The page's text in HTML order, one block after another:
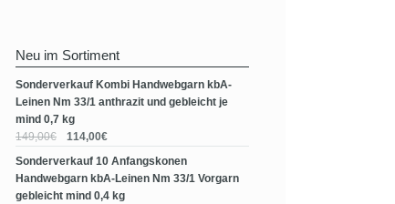
Neu im Sortiment
Sonderverkauf Kombi Handwebgarn kbA-
Leinen Nm 33/1 anthrazit und gebleicht je
mind 0,7 kg
149,00€
114,00€
Sonderverkauf 10 Anfangskonen
Handwebgarn kbA-Leinen Nm 33/1 Vorgarn
gebleicht mind 0,4 kg